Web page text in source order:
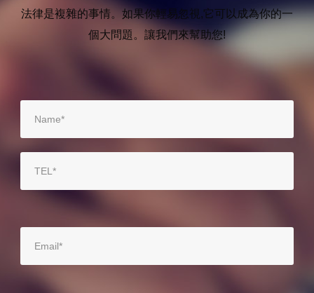
法律是複雜的事情。如果你輕易忽視,它可以成為你的一
個大問題。讓我們來幫助您!